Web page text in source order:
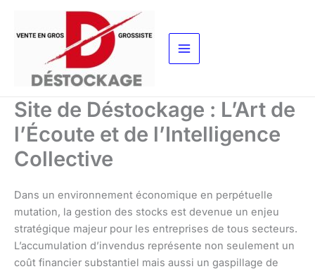
contenu
Site de Déstockage : L’Art de
l’Écoute et de l’Intelligence
Collective
Dans un environnement économique en perpétuelle
mutation, la gestion des stocks est devenue un enjeu
stratégique majeur pour les entreprises de tous secteurs.
L’accumulation d’invendus représente non seulement un
coût financier substantiel mais aussi un gaspillage de